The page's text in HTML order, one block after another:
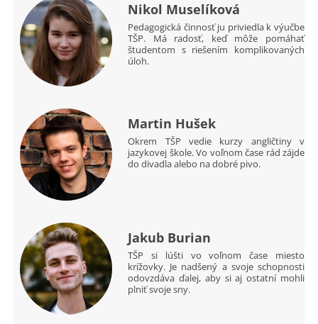
Nikol Muselíková
Pedagogická činnosť ju priviedla k výučbe
TŠP. Má radosť, keď môže pomáhať
študentom s riešením komplikovaných
úloh.
Martin Hušek
Okrem TŠP vedie kurzy angličtiny v
jazykovej škole. Vo voľnom čase rád zájde
do divadla alebo na dobré pivo.
Jakub Burian
TŠP si lúšti vo voľnom čase miesto
krížovky. Je nadšený a svoje schopnosti
odovzdáva ďalej, aby si aj ostatní mohli
plniť svoje sny.